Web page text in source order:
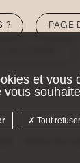
? PAGE
et vous
vous
Tout refuser